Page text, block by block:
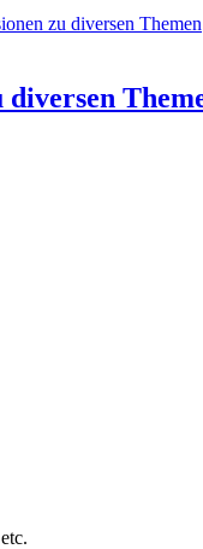
zu diversen Themen
diversen